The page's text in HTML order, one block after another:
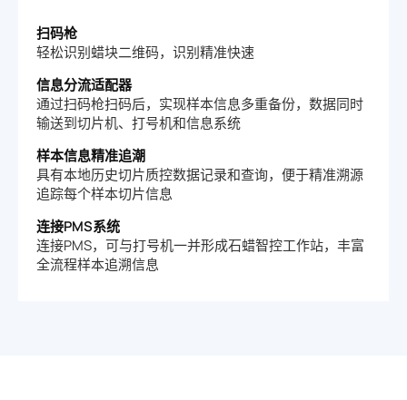
扫码枪
轻松识别蜡块二维码，识别精准快速
信息分流适配器
通过扫码枪扫码后，实现样本信息多重备份，数据同时
输送到切片机、打号机和信息系统
样本信息精准追潮
具有本地历史切片质控数据记录和查询，便于精准溯源
追踪每个样本切片信息
连接PMS系统
连接PMS，可与打号机一并形成石蜡智控工作站，丰富
全流程样本追溯信息